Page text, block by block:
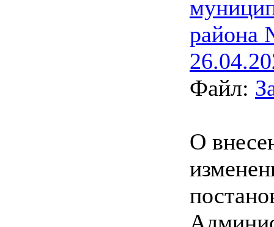
района
Файл:
О